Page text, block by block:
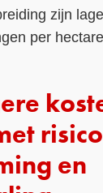
zijn
per
en